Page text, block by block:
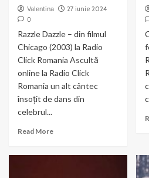
Valentina
27 iunie 2024
0
Razzle Dazzle – din filmul
Chicago (2003) la Radio
Click Romania Ascultă
online la Radio Click
Romania un alt cântec
însoțit de dans din
celebrul...
Read MoreRead